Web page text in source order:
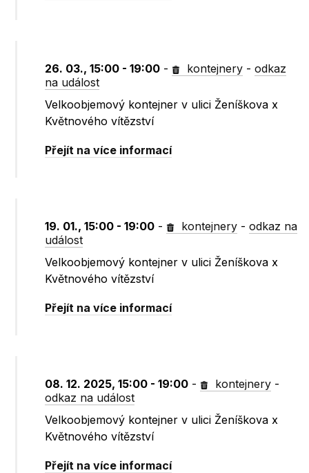
26. 03., 15:00 - 19:00 - kontejnery -odkaz
na událost
Velkoobjemový kontejner v ulici Ženíškova x
Květnového vítězství
Přejít na více informací
19. 01., 15:00 - 19:00 - kontejnery -odkaz na
událost
Velkoobjemový kontejner v ulici Ženíškova x
Květnového vítězství
Přejít na více informací
08. 12. 2025, 15:00 - 19:00 - kontejnery -
odkaz na událost
Velkoobjemový kontejner v ulici Ženíškova x
Květnového vítězství
Přejít na více informací